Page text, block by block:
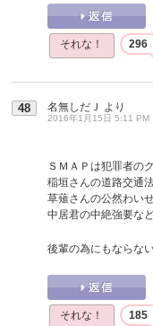
それな！ 296
48 名無しだＪ より
2016年1月15日 5:11 PM
ＳＭＡＰは犯罪者の
稲垣さんの道路交通
草薙さんの公然わい
中居君の中絶強要など
後輩の為にもならな
それな！ 185